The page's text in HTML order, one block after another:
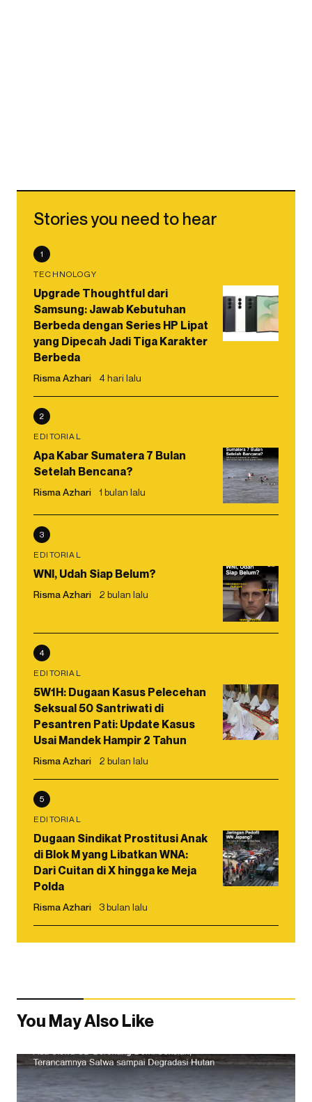
Stories you need to hear
1
TECHNOLOGY
Upgrade Thoughtful dari
Samsung: Jawab Kebutuhan
Berbeda dengan Series HP Lipat
yang Dipecah Jadi Tiga Karakter
Berbeda
Risma Azhari 4 hari lalu
2
EDITORIAL
Apa Kabar Sumatera 7 Bulan
Setelah Bencana?
Risma Azhari 1 bulan lalu
3
EDITORIAL
WNI, Udah Siap Belum?
Risma Azhari 2 bulan lalu
4
EDITORIAL
5W1H: Dugaan Kasus Pelecehan
Seksual 50 Santriwati di
Pesantren Pati: Update Kasus
Usai Mandek Hampir 2 Tahun
Risma Azhari 2 bulan lalu
5
EDITORIAL
Dugaan Sindikat Prostitusi Anak
di Blok M yang Libatkan WNA:
Dari Cuitan di X hingga ke Meja
Polda
Risma Azhari 3 bulan lalu
You May Also Like